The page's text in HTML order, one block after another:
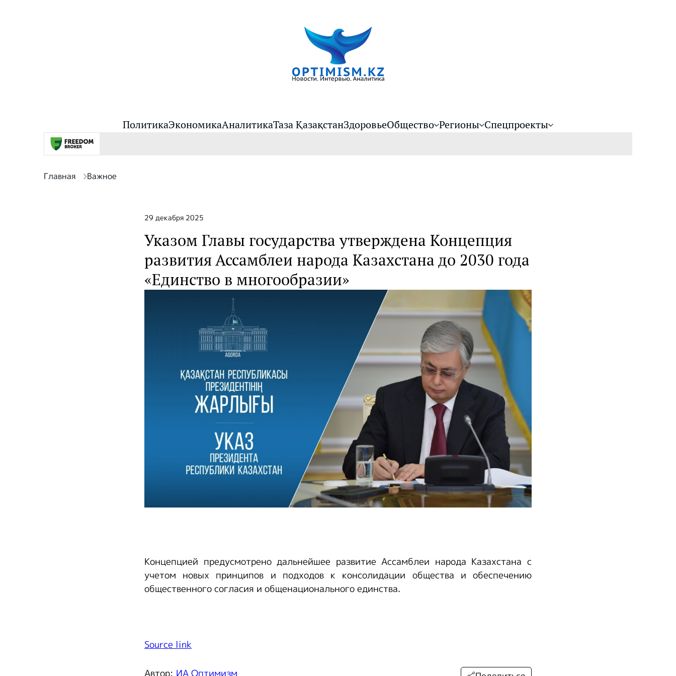
ПолитикаЭкономикаАналитикаТаза ҚазақстанЗдоровьеОбщество Регионы Спецпроекты
Главная Важное
29 декабря 2025
Указом Главы государства утверждена Концепция
развития Ассамблеи народа Казахстана до 2030 года
«Единство в многообразии»
Концепцией предусмотрено дальнейшее развитие Ассамблеи народа Казахстана с
учетом новых принципов и подходов к консолидации общества и обеспечению
общественного согласия и общенационального единства.
Source link